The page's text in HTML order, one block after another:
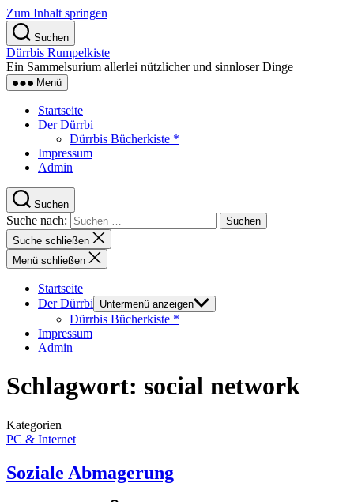
Zum Inhalt springen
Suchen
Dürrbis Rumpelkiste
Ein Sammelsurium allerlei nützlicher und sinnloser Dinge
Menü
Startseite
Der Dürrbi
Dürrbis Bücherkiste *
Impressum
Admin
Suchen
Suche nach:
Suche schließen
Menü schließen
Startseite
Der Dürrbi
Untermenü anzeigen
Dürrbis Bücherkiste *
Impressum
Admin
Schlagwort: social network
Kategorien
PC & Internet
Soziale Abmagerung